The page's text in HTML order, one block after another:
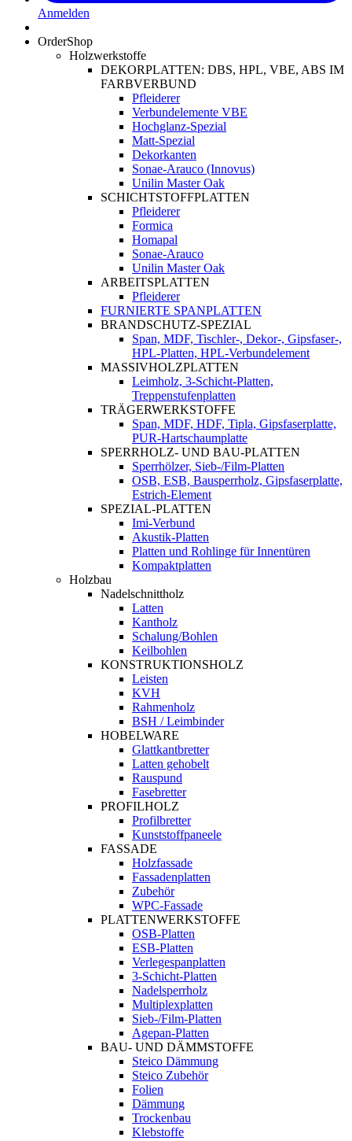
Anmelden
OrderShop
Holzwerkstoffe
DEKORPLATTEN: DBS, HPL, VBE, ABS IM
FARBVERBUND
Pfleiderer
Verbundelemente VBE
Hochglanz-Spezial
Matt-Spezial
Dekorkanten
Sonae-Arauco (Innovus)
Unilin Master Oak
SCHICHTSTOFFPLATTEN
Pfleiderer
Formica
Homapal
Sonae-Arauco
Unilin Master Oak
ARBEITSPLATTEN
Pfleiderer
FURNIERTE SPANPLATTEN
BRANDSCHUTZ-SPEZIAL
Span, MDF, Tischler-, Dekor-, Gipsfaser-,
HPL-Platten, HPL-Verbundelement
MASSIVHOLZPLATTEN
Leimholz, 3-Schicht-Platten,
Treppenstufenplatten
TRÄGERWERKSTOFFE
Span, MDF, HDF, Tipla, Gipsfaserplatte,
PUR-Hartschaumplatte
SPERRHOLZ- UND BAU-PLATTEN
Sperrhölzer, Sieb-/Film-Platten
OSB, ESB, Bausperrholz, Gipsfaserplatte,
Estrich-Element
SPEZIAL-PLATTEN
Imi-Verbund
Akustik-Platten
Platten und Rohlinge für Innentüren
Kompaktplatten
Holzbau
Nadelschnittholz
Latten
Kantholz
Schalung/Bohlen
Keilbohlen
KONSTRUKTIONSHOLZ
Leisten
KVH
Rahmenholz
BSH / Leimbinder
HOBELWARE
Glattkantbretter
Latten gehobelt
Rauspund
Fasebretter
PROFILHOLZ
Profilbretter
Kunststoffpaneele
FASSADE
Holzfassade
Fassadenplatten
Zubehör
WPC-Fassade
PLATTENWERKSTOFFE
OSB-Platten
ESB-Platten
Verlegespanplatten
3-Schicht-Platten
Nadelsperrholz
Multiplexplatten
Sieb-/Film-Platten
Agepan-Platten
BAU- UND DÄMMSTOFFE
Steico Dämmung
Steico Zubehör
Folien
Dämmung
Trockenbau
Klebstoffe